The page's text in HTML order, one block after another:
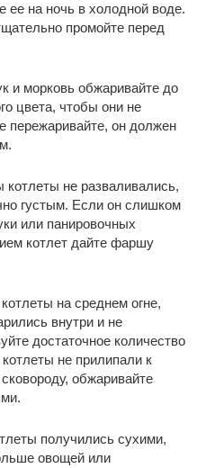
ее на ночь в холодной воде.
промойте перед
и морковь обжаривайте до
цвета, чтобы они не
пережаривайте, он должен
не разваливались,
густым. Если он слишком
или панировочных
котлет дайте фаршу
на среднем огне,
внутри и не
достаточное количество
не прилипали к
обжаривайте
получились сухими,
овощей или